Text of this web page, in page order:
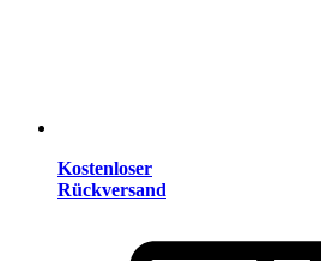
Kostenloser
Rückversand